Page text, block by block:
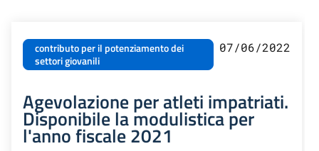
contributo per il potenziamento dei
settori giovanili
07/06/2022
Agevolazione per atleti impatriati.
Disponibile la modulistica per
l'anno fiscale 2021